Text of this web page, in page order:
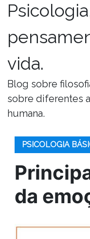
vida.
Blog sobre
sobre diferentes
humana.
PSICOLOGIA
da